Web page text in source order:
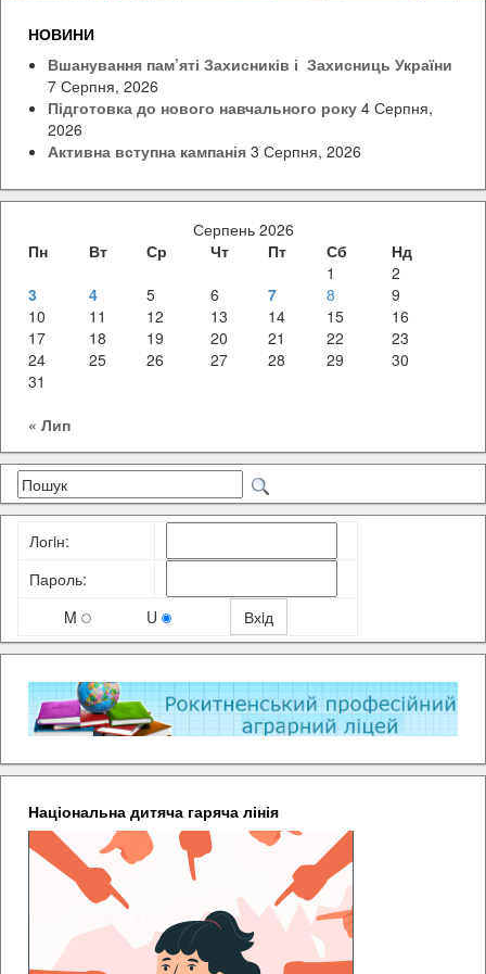
НОВИНИ
Вшанування пам’яті Захисників і Захисниць України
7 Серпня, 2026
Підготовка до нового навчального року 4 Серпня,
2026
Активна вступна кампанія 3 Серпня, 2026
Серпень 2026
Пн
Вт Ср Чт Пт Сб
Нд
1
2
3
4 5 6 7 8
9
10
11 12 13 14 15
16
17
18 19 20 21 22
23
24
25 26 27 28 29
30
31
« Лип
Логiн:
Пароль:
M
U
Національна дитяча гаряча лінія